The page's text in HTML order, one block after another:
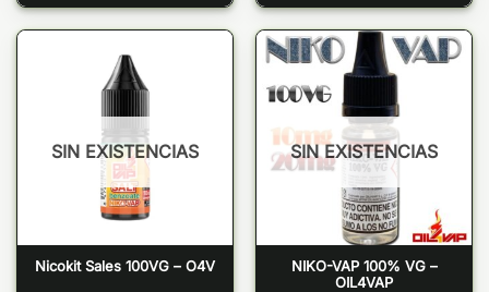
3,25€
hasta
3,85€
SIN EXISTENCIAS
Nicokit Sales 100VG – O4V
SIN EXISTENCIAS
NIKO-VAP 100% VG –
OIL4VAP